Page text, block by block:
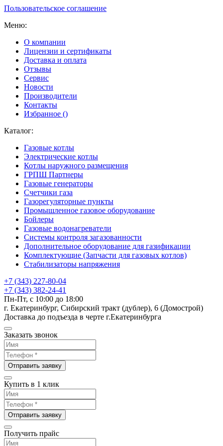
Пользовательское соглашение
Меню:
О компании
Лицензии и сертификаты
Доставка и оплата
Отзывы
Сервис
Новости
Производители
Контакты
Избранное ()
Каталог:
Газовые котлы
Электрические котлы
Котлы наружного размещения
ГРПШ Партнеры
Газовые генераторы
Счетчики газа
Газорегуляторные пункты
Промышленное газовое оборудование
Бойлеры
Газовые водонагреватели
Системы контроля загазованности
Дополнительное оборудование для газификации
Комплектующие (Запчасти для газовых котлов)
Стабилизаторы напряжения
+7 (343) 227-80-04
+7 (343) 382-24-41
Пн-Пт, с 10:00 до 18:00
г. Екатеринбург, Сибирский тракт (дублер), 6 (Домострой)
Доставка до подъезда в черте г.Екатеринбурга
Заказать звонок
Отправить заявку
Купить в 1 клик
Отправить заявку
Получить прайс